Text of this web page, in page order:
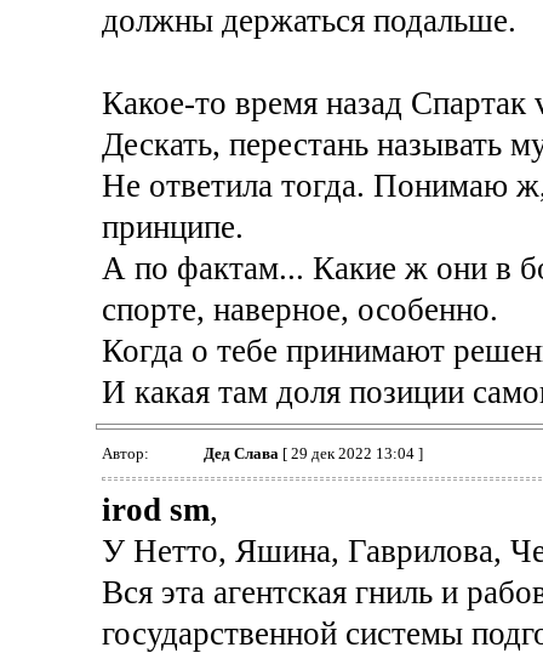
должны держаться подальше.
Какое-то время назад Спартак
Дескать, перестань называть
Не ответила тогда. Понимаю
принципе.
А по фактам... Какие ж они в
спорте, наверное, особенно.
Когда о тебе принимают
И какая там доля позиции
Автор: Дед Слава [ 29 дек 2022 13:04 ]
irod sm,
У Нетто, Яшина, Гаврилова,
Вся эта агентская гниль и
государственной системы